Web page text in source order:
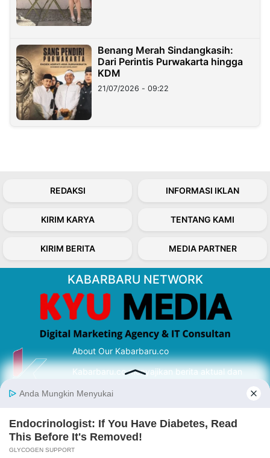
Benang Merah Sindangkasih:
Dari Perintis Purwakarta hingga
KDM
21/07/2026 - 09:22
REDAKSI INFORMASI IKLAN
KIRIM KARYA TENTANG KAMI
KIRIM BERITA MEDIA PARTNER
KABARBARU NETWORK
About Our Kabarbaru.co
Kabarbaru.co menyajikan berita aktual dan
serta terverifikasi dari sumber yang tepat.
Follow Kabarbaru